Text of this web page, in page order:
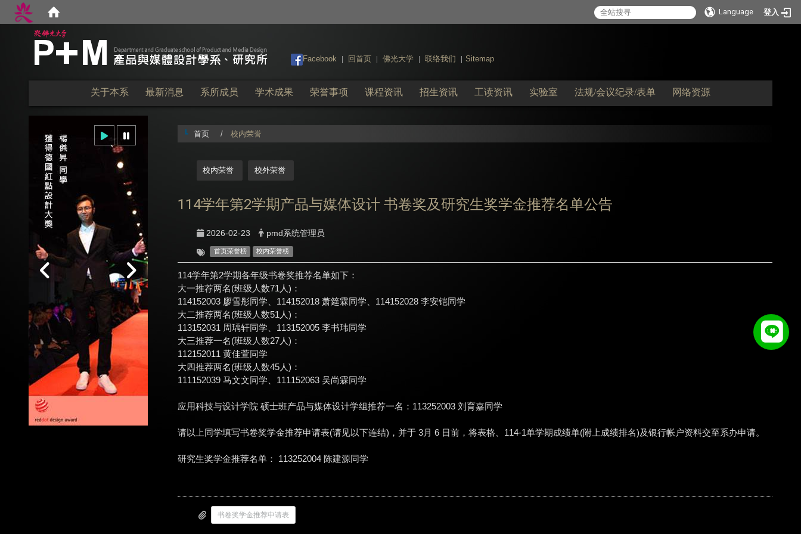
Language 登入
Facebook 回首页 佛光大学 联络我们 Sitemap
关于本系 最新消息 系所成员 学术成果 荣誉事项 课程资讯 招生资讯 工读资讯 实验室 法规/会议纪录/表单 网络资源
首页 校内荣誉
校内荣誉 校外荣誉
114学年第2学期产品与媒体设计 书卷奖及研究生奖学金推荐名单公告
2026-02-23 pmd系统管理员
首页荣誉榜 校内荣誉榜
114学年第2学期各年级书卷奖推荐名单如下：
大一推荐两名(班级人数71人)：
114152003 廖雪彤同学、114152018 萧筵霖同学、114152028 李安铠同学
大二推荐两名(班级人数51人)：
113152031 周瑀轩同学、113152005 李书玮同学
大三推荐一名(班级人数27人)：
112152011 黄佳萱同学
大四推荐两名(班级人数45人)：
111152039 马文文同学、111152063 吴尚霖同学
应用科技与设计学院 硕士班产品与媒体设计学组推荐一名：113252003 刘育嘉同学
请以上同学填写书卷奖学金推荐申请表(请见以下连结)，并于 3月 6 日前，将表格、114-1单学期成绩单(附上成绩排名)及银行帐户资料交至系办申请。
研究生奖学金推荐名单： 113252004 陈建源同学
书卷奖学金推荐申请表